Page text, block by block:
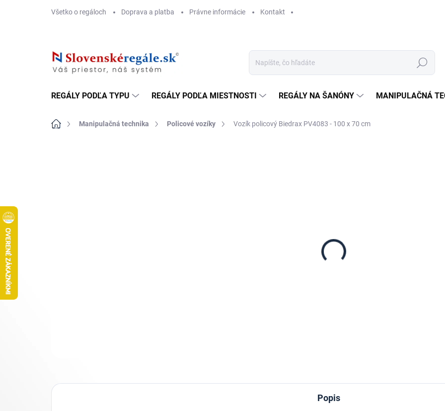
Všetko o regáloch Doprava a platba Právne informácie Kontakt
Hľadať
REGÁLY PODĽA TYPU REGÁLY PODĽA MIESTNOSTI REGÁLY NA ŠANÓNY MANIPULAČNÁ
DomovManipulačná technika Policové vozíky Vozík policový Biedrax PV4083 - 100 x 70 cm
Popis